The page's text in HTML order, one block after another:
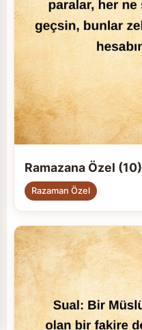
Ramazana Özel (10)
Razaman Özel